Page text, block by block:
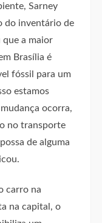
Sarney
do inventário de
que a maior
Brasília é
fóssil para um
estamos
ocorra,
no transporte
de alguma
carro na
na capital, o